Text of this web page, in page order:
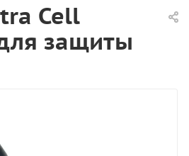
Cell
защиты